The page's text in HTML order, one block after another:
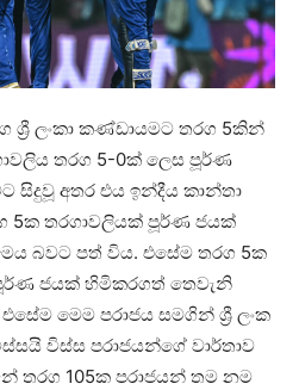
ශ්‍රී ලංකා කණ්ඩායමට තරග 5කින්
තරග 5-0ක් ලෙස පූර්ණ
සිදුවූ අතර එය ඉන්දීය කාන්තා
5ක තරගාවලියක් පූර්ණ ජයක්
බවට පත් විය. එසේම තරග 5ක
ජයක් හිමිකරගත් තෙවැනි
මෙම පරාජය සමගින් ශ්‍රී ලංක
විස්ස පරාජයන්ගේ වාර්තාව
තරග 105ක පරාජයන් තම නම